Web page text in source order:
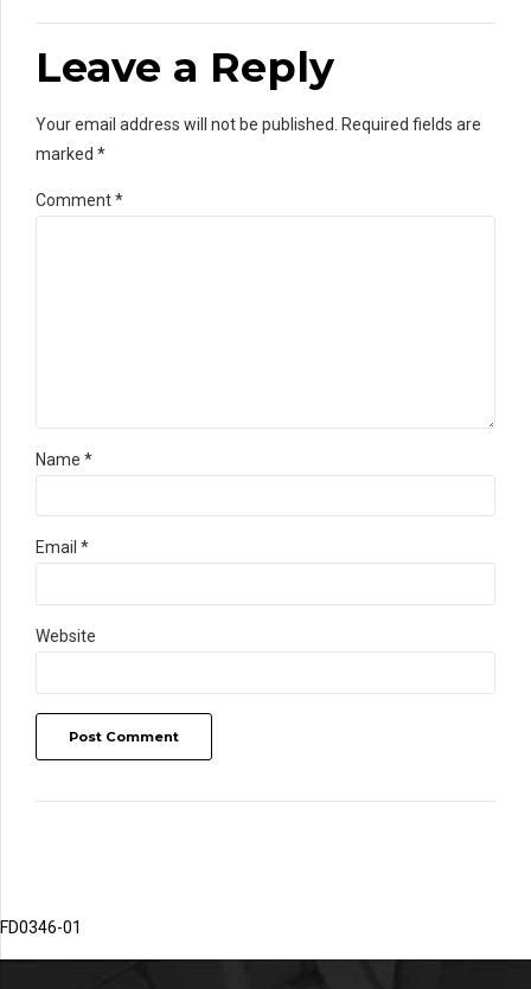
Leave a Reply
Your email address will not be published. Required fields are
marked *
Comment*
Name *
Email *
Website
Post Comment
FD0346-01